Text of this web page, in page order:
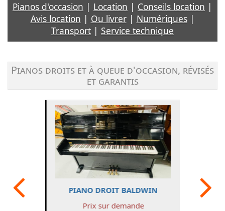
Pianos d'occasion | Location | Conseils location |
Avis location | Ou livrer| Numériques|
Transport | Service technique
Pianos droits et à queue d'occasion, révisés
et garantis
Précédent
PIANO DROIT BALDWIN
Prix sur demande